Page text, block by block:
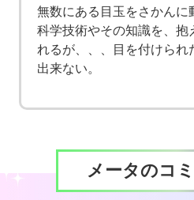
無数にある目玉をさかんに
科学技術やその知識を、抱
れるが、、、目を付けられ
出来ない。
メータのコ